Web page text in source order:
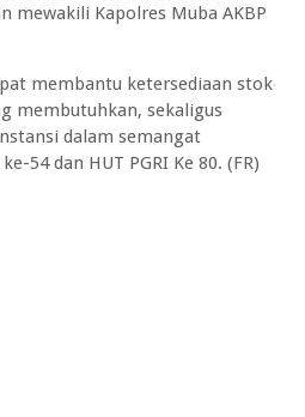
mewakili Kapolres Muba AKBP
membantu ketersediaan stok
membutuhkan, sekaligus
dalam semangat
54 dan HUT PGRI Ke 80. (FR)